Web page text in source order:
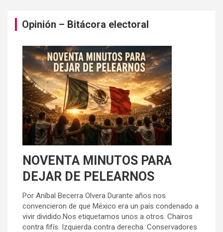
Opinión – Bitácora electoral
NOVENTA MINUTOS PARA
DEJAR DE PELEARNOS
Por Aníbal Becerra Olvera Durante años nos
convencieron de que México era un país condenado a
vivir dividido.Nos etiquetamos unos a otros. Chairos
contra fifís. Izquierda contra derecha. Conservadores